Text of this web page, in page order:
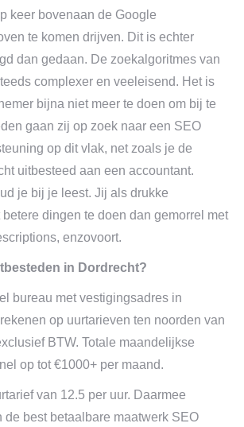
keer bovenaan de Google
te komen drijven. Dit is echter
dan gedaan. De zoekalgoritmes van
complexer en veeleisend. Het is
bijna niet meer te doen om bij te
gaan zij op zoek naar een SEO
op dit vlak, net zoals je de
uitbesteed aan een accountant.
je bij je leest. Jij als drukke
dingen te doen dan gemorrel met
enzovoort.
in Dordrecht?
bureau met vestigingsadres in
op uurtarieven ten noorden van
BTW. Totale maandelijkse
op tot €1000+ per maand.
van 12.5 per uur. Daarmee
de best betaalbare maatwerk SEO